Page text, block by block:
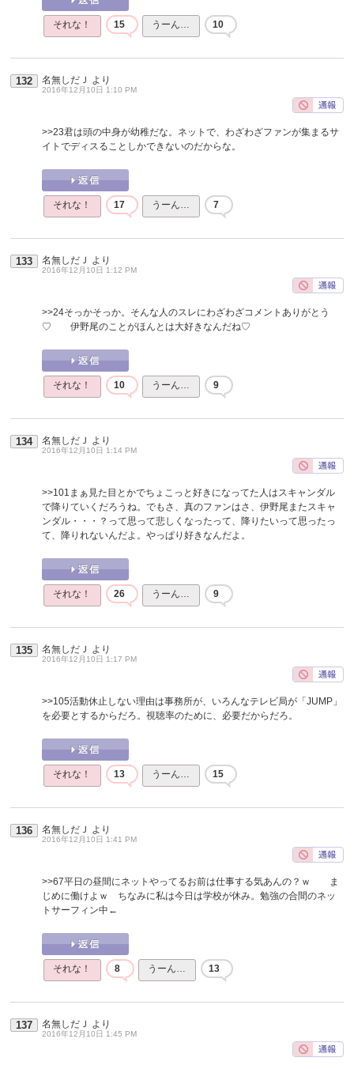
それな！ 15 うーん… 10
132 名無しだＪ より
2016年12月10日 1:10 PM
>>23君は頭の中身が幼稚だな。ネットで、わざわざファンが集まるサ
イトでディスることしかできないのだからな。
それな！ 17 うーん… 7
133 名無しだＪ より
2016年12月10日 1:12 PM
>>24そっかそっか。そんな人のスレにわざわざコメントありがとう
♡ 伊野尾のことがほんとは大好きなんだね♡
それな！ 10 うーん… 9
134 名無しだＪ より
2016年12月10日 1:14 PM
>>101 まぁ見た目とかでちょこっと好きになってた人はスキャンダル
で降りていくだろうね。でもさ、真のファンはさ、伊野尾またスキャ
ンダル・・・？って思って悲しくなったって、降りたいって思ったっ
て、降りれないんだよ。やっぱり好きなんだよ。
それな！ 26 うーん… 9
135 名無しだＪ より
2016年12月10日 1:17 PM
>>105活動休止しない理由は事務所が、いろんなテレビ局が「JUMP」
を必要とするからだろ。視聴率のために、必要だからだろ。
それな！ 13 うーん… 15
136 名無しだＪ より
2016年12月10日 1:41 PM
>>67平日の昼間にネットやってるお前は仕事する気あんの？ｗ ま
じめに働けよｗ ちなみに私は今日は学校が休み。勉強の合間のネッ
トサーフィン中←
それな！ 8 うーん… 13
137 名無しだＪ より
2016年12月10日 1:45 PM